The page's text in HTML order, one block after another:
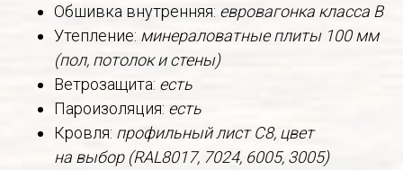
Обшивка внутренняя: евровагонка класса В
Утепление: минераловатные плиты 100 мм
(пол, потолок и стены)
Ветрозащита: есть
Пароизоляция: есть
Кровля: профильный лист С8, цвет
на выбор (RAL8017, 7024, 6005, 3005)